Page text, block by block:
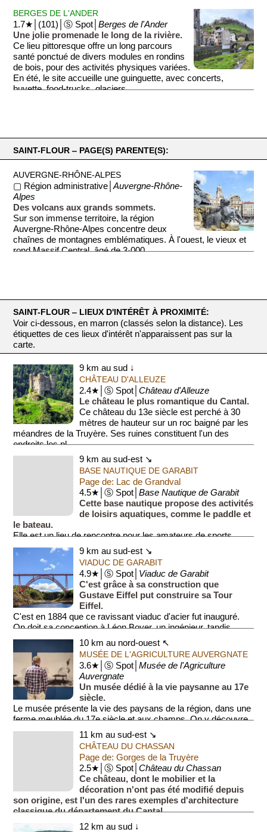
BERGES DE L'ANDER
1.7★│(101)│Ⓢ Spot│Berges de l'Ander
Une jolie promenade le long de la rivière.
Ce lieu pittoresque offre un long parcours
santé ponctué de divers modules en rondins
de bois, pour des activités physiques variées.
En été, le site accueille une guinguette, avec concerts,
buvette, food-trucks, glaciers...
SAINT-FLOUR ‒ PAGE(S) PARENTE(S):
AUVERGNE-RHÔNE-ALPES
▢ Région administrative│Auvergne-Rhône-
Alpes
Des volcans aux grands sommets.
Sur son immense territoire, la région
Auvergne-Rhône-Alpes concentre deux
chaînes de montagnes emblématiques. À l'ouest, le vieux et
rond Massif Central, âgé de 3·000...
SAINT-FLOUR ‒ LIEUX D'INTÉRÊT À PROXIMITÉ:
Voir ci-dessous, en marron (classés selon la distance). Les
étiquettes de ces lieux d'intérêt n'apparaissent pas sur la
carte.
9 km au sud ↓
CHÂTEAU D'ALLEUZE
2.4★│Ⓢ Spot│Château d'Alleuze
Le château le plus romantique du Cantal.
Ce château du 13e siècle est perché à 30
mètres de hauteur sur un roc baigné par les
méandres de la Truyère. Ses ruines constituent l'un des
endroits les pl...
9 km au sud-est ↘
BASE NAUTIQUE DE GARABIT
Page de: Lac de Grandval
4.5★│Ⓢ Spot│Base Nautique de Garabit
Cette base nautique propose des activités
de loisirs aquatiques, comme le paddle et
le bateau.
Elle est un lieu de rencontre pour les amateurs de sports
nautiques.
9 km au sud-est ↘
VIADUC DE GARABIT
4.9★│Ⓢ Spot│ Viaduc de Garabit
C'est grâce à sa construction que
Gustave Eiffel put construire sa Tour
Eiffel.
C'est en 1884 que ce ravissant viaduc d'acier fut inauguré.
On doit sa conception à Léon Boyer, un ingénieur, tandis...
10 km au nord-ouest ↖
MUSÉE DE L'AGRICULTURE AUVERGNATE
3.6★│Ⓢ Spot│Musée de l'Agriculture
Auvergnate
Un musée dédié à la vie paysanne au 17e
siècle.
Le musée présente la vie des paysans de la région, dans une
ferme meublée du 17e siècle et aux champs. On y découvre
entre autres une étable et l...11 km au sud-est ↘
CHÂTEAU DU CHASSAN
Page de: Gorges de la Truyère
2.5★│Ⓢ Spot│Château du Chassan
Ce château, dont le mobilier et la
décoration n'ont pas été modifié depuis
son origine, est l'un des rares exemples d'architecture
classique du département du Cantal.
Le château et ses jardins...
12 km au sud ↓